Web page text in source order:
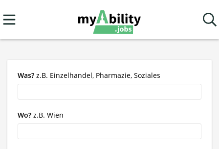
Was? z.B. Einzelhandel, Pharmazie, Soziales
Wo? z.B. Wien